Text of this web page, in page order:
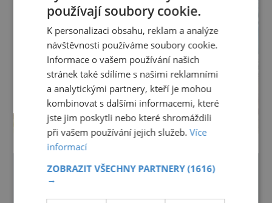
používají soubory cookie.
K personalizaci obsahu, reklam a analýze
návštěvnosti používáme soubory cookie.
Informace o vašem používání našich
stránek také sdílíme s našimi reklamními
a analytickými partnery, kteří je mohou
kombinovat s dalšími informacemi, které
jste jim poskytli nebo které shromáždili
při vašem používání jejich služeb.Více
informací
ZOBRAZIT VŠECHNY PARTNERY(1616)
→